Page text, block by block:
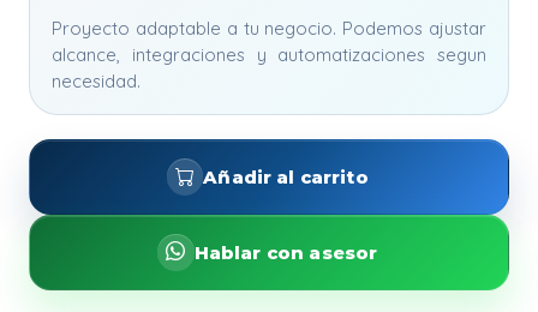
Proyecto adaptable a tu negocio. Podemos ajustar
alcance, integraciones y automatizaciones segun
necesidad.
Añadir al carrito
Hablar con asesor